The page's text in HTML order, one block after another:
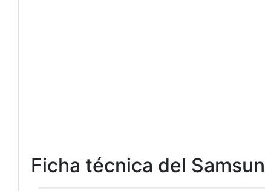
Ficha técnica del